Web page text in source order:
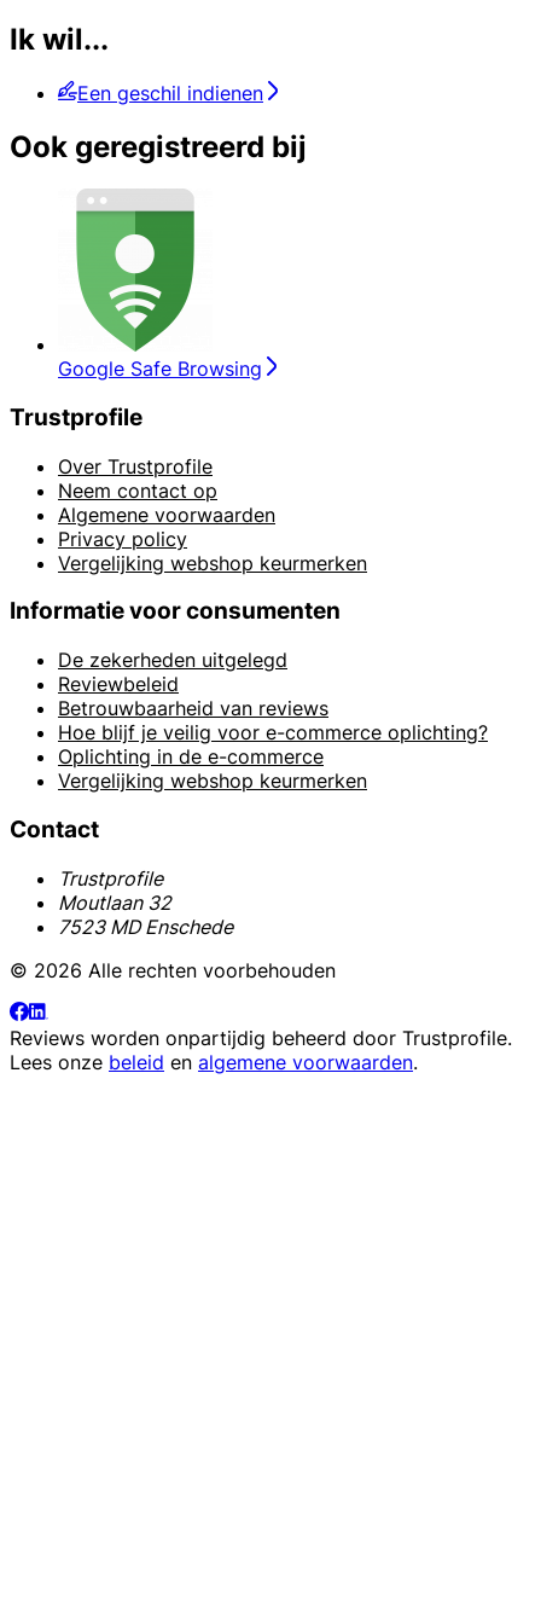
Ik wil...
Een geschil indienen
Ook geregistreerd bij
Google Safe Browsing
Trustprofile
Over Trustprofile
Neem contact op
Algemene voorwaarden
Privacy policy
Vergelijking webshop keurmerken
Informatie voor consumenten
De zekerheden uitgelegd
Reviewbeleid
Betrouwbaarheid van reviews
Hoe blijf je veilig voor e-commerce oplichting?
Oplichting in de e-commerce
Vergelijking webshop keurmerken
Contact
Trustprofile
Moutlaan 32
7523 MD Enschede
© 2026 Alle rechten voorbehouden
Reviews worden onpartijdig beheerd door Trustprofile.
Lees onze beleid en algemene voorwaarden.